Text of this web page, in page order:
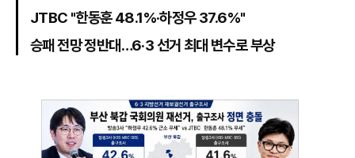
JTBC "한동훈 48.1%·하정우 37.6%"
승패 전망 정반대…6·3 선거 최대 변수로 부상